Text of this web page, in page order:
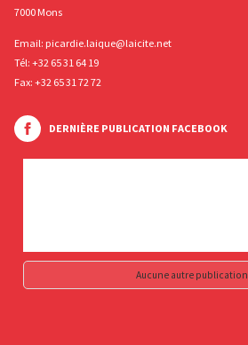
7000 Mons
Email: picardie.laique@laicite.net
Tél: +32 65 31 64 19
Fax: +32 65 31 72 72
DERNIÈRE PUBLICATION FACEBOOK
Aucune autre publication